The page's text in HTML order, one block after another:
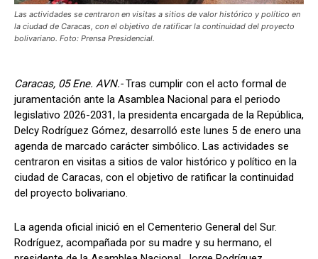
Las actividades se centraron en visitas a sitios de valor histórico y político en
la ciudad de Caracas, con el objetivo de ratificar la continuidad del proyecto
bolivariano. Foto: Prensa Presidencial.
Caracas, 05 Ene. AVN.-Tras cumplir con el acto formal de
juramentación ante la Asamblea Nacional para el periodo
legislativo 2026-2031, la presidenta encargada de la República,
Delcy Rodríguez Gómez, desarrolló este lunes 5 de enero una
agenda de marcado carácter simbólico. Las actividades se
centraron en visitas a sitios de valor histórico y político en la
ciudad de Caracas, con el objetivo de ratificar la continuidad
del proyecto bolivariano.
La agenda oficial inició en el Cementerio General del Sur.
Rodríguez, acompañada por su madre y su hermano, el